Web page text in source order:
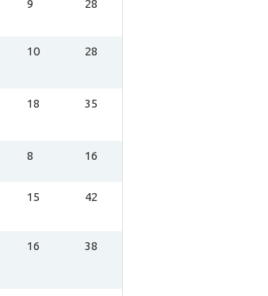
9 28
10 28
18 35
8 16
15 42
16 38